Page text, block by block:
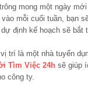
mong một ngày
vào mỗi cuối tuần, bạn
định kế hoạch sẽ bắt
trí là một nhà tuyển
Tìm Việc 24h sẽ giúp
công ty.